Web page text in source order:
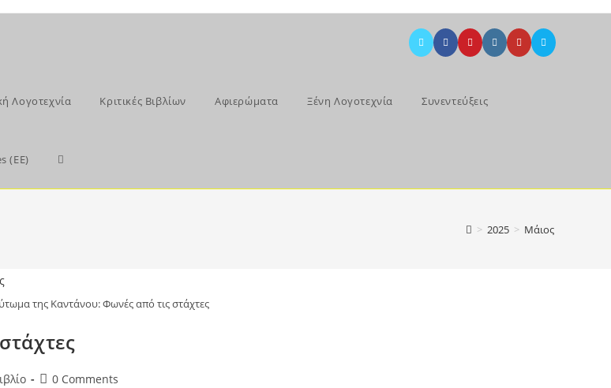
Λογοτεχνία Κριτικές Βιβλίων Αφιερώματα Ξένη Λογοτεχνία Συνεντεύξεις
(ΕΕ) Toggle
> 2025 > Μάιος
της Καντάνου: Φωνές από τις στάχτες
Post0 Comments